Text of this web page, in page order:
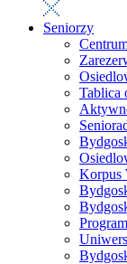
Seniorzy
Tablica
Korpus